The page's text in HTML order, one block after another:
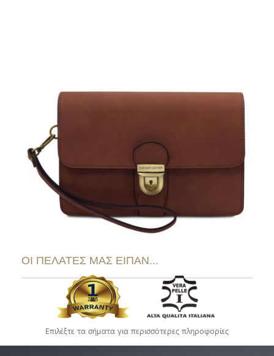
ΟΙ ΠΕΛΑΤΕΣ ΜΑΣ ΕΙΠΑΝ...
Επιλέξτε τα σήματα για περισσότερες πληροφορίες